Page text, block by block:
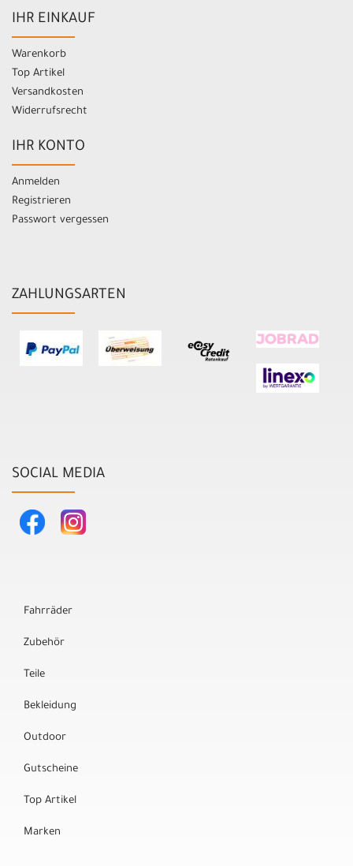
IHR EINKAUF
Warenkorb
Top Artikel
Versandkosten
Widerrufsrecht
IHR KONTO
Anmelden
Registrieren
Passwort vergessen
ZAHLUNGSARTEN
SOCIAL MEDIA
Fahrräder
Zubehör
Teile
Bekleidung
Outdoor
Gutscheine
Top Artikel
Marken